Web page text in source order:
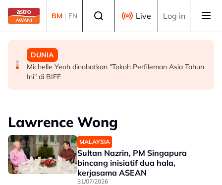
Skip to main content
BM | EN Live Log in
MALAYSIA
Persepsi negatif terhadap Bukit Malut tidak berasaskan
fakta - Ahli Akademik
MALAYSIA
Insiden rempuhan Jalan Ampang: Pendakwaan bantah
permohonan batal pertuduhan bunuh
DUNIA
Michelle Yeoh dinobatkan "Tokoh Perfileman Asia Tahun
Ini" di BIFF
Lawrence Wong
MALAYSIA
Sultan Nazrin, PM Singapura
bincang inisiatif dua hala,
kerjasama ASEAN
31/07/2026